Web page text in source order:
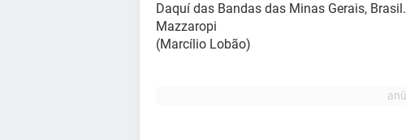
Daquí das Bandas das Minas Gerais, Brasil.
Mazzaropi
(Marcílio Lobão)